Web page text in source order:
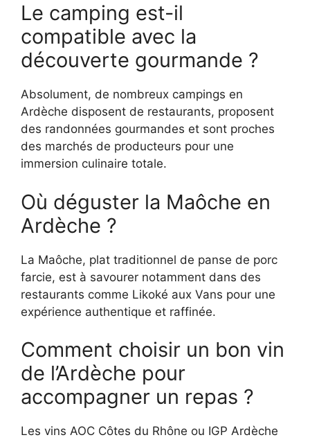
Le camping est-il
compatible avec la
découverte gourmande ?
Absolument, de nombreux campings en
Ardèche disposent de restaurants, proposent
des randonnées gourmandes et sont proches
des marchés de producteurs pour une
immersion culinaire totale.
Où déguster la Maôche en
Ardèche ?
La Maôche, plat traditionnel de panse de porc
farcie, est à savourer notamment dans des
restaurants comme Likoké aux Vans pour une
expérience authentique et raffinée.
Comment choisir un bon vin
de l’Ardèche pour
accompagner un repas ?
Les vins AOC Côtes du Rhône ou IGP Ardèche